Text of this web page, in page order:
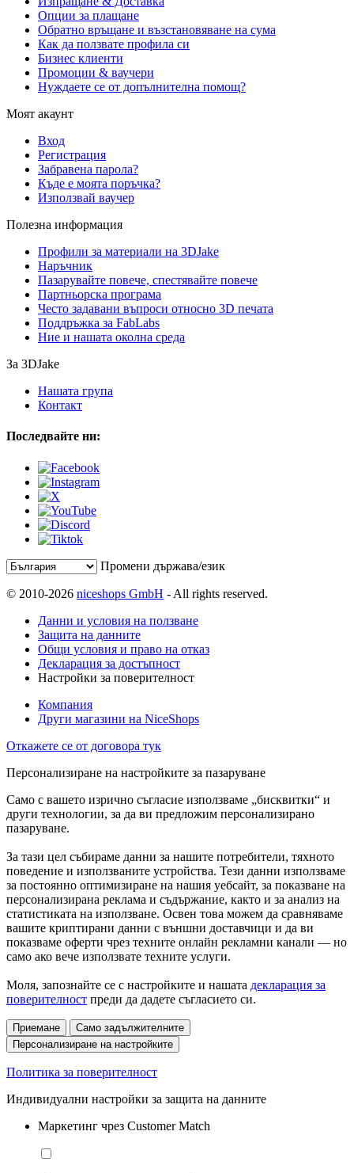
Опции за плащане
Обратно връщане и възстановяване на сума
Как да ползвате профила си
Бизнес клиенти
Промоции & ваучери
Нуждаете се от допълнителна помощ?
Моят акаунт
Вход
Регистрация
Забравена парола?
Къде е моята поръчка?
Използвай ваучер
Полезна информация
Профили за материали на 3DJake
Наръчник
Пазарувайте повече, спестявайте повече
Партньорска програма
Често задавани въпроси относно 3D печата
Поддръжка за FabLabs
Ние и нашата околна среда
За 3DJake
Нашата група
Контакт
Последвайте ни:
Промени държава/език
© 2010-2026 niceshops GmbH - All rights reserved.
Данни и условия на ползване
Защита на данните
Общи условия и право на отказ
Декларация за достъпност
Настройки за поверителност
Компания
Други магазини на NiceShops
Откажете се от договора тук
Персонализиране на настройките за пазаруване
Само с вашето изрично съгласие използваме „бисквитки“ и
други технологии, за да ви предложим персонализирано
пазаруване.
За тази цел събираме данни за нашите потребители, тяхното
поведение и използваните устройства. Тези данни използваме
за постоянно оптимизиране на нашия уебсайт, за показване на
персонализирана реклама и съдържание, както и за анализ на
статистиката на използване. Освен това можем да сравняваме
вашите криптирани данни с външни доставчици и да ви
показваме оферти чрез техните онлайн рекламни канали — но
само ако вече използвате техните услуги.
Моля, запознайте се с настройките и нашата декларация за
поверителност преди да дадете съгласието си.
Приемане
Само задължителните
Персонализиране на настройките
Политика за поверителност
Индивидуални настройки за защита на данните
Маркетинг чрез Customer Match